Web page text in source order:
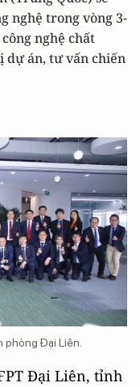
nghệ trong vòng 3-
nghệ chất
dự án, tư vấn chiến
phòng Đại Liên.
Đại Liên, tỉnh